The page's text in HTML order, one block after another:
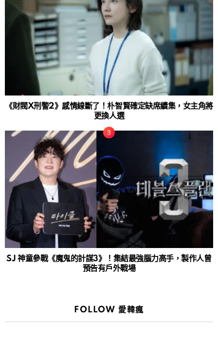
《財閥X刑警2》感情線斷了！朴智賢確定缺席續集，女主角將
更換人選
SJ 神童參戰《魔鬼的計謀3》！集結最強腦力高手，製作人曾
預告有戶外戰場
FOLLOW 愛韓瘋